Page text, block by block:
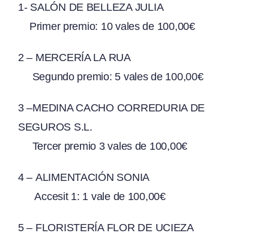
1- SALÓN DE BELLEZA JULIA
Primer premio: 10 vales de 100,00€
2 – MERCERÍA LA RUA
Segundo premio: 5 vales de 100,00€
3 –MEDINA CACHO CORREDURIA DE
SEGUROS S.L.
Tercer premio 3 vales de 100,00€
4 – ALIMENTACIÓN SONIA
Accesit 1: 1 vale de 100,00€
5 – FLORISTERÍA FLOR DE UCIEZA